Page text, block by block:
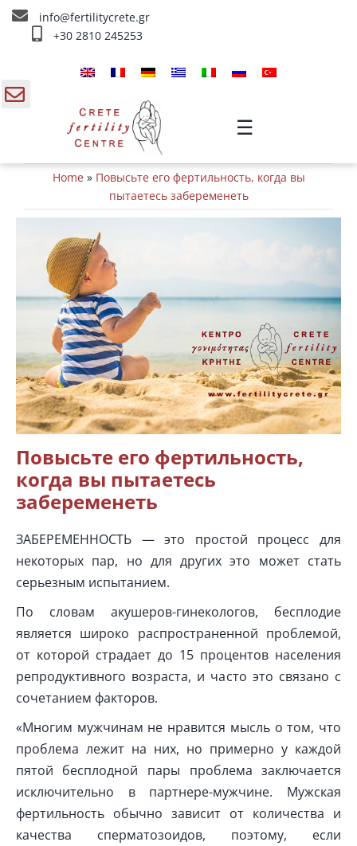
Skip
info@fertilitycrete.gr
+30 2810 245253
☰
Главная
Методы Лечения Бесплодия
Омоложение и плодородие
Внутривенное лечение
Инфо
Контакты
Home» Повысьте его фертильность, когда вы
пытаетесь забеременеть
Повысьте его фертильность,
когда вы пытаетесь
забеременеть
ЗАБЕРЕМЕННОСТЬ — это простой процесс для
некоторых пар, но для других это может стать
серьезным испытанием.
По словам акушеров-гинекологов, бесплодие
является широко распространенной проблемой,
от которой страдает до 15 процентов населения
репродуктивного возраста, и часто это связано с
сочетанием факторов.
«Многим мужчинам не нравится мысль о том, что
проблема лежит на них, но примерно у каждой
пятой бесплодной пары проблема заключается
исключительно в партнере-мужчине. Мужская
фертильность обычно зависит от количества и
качества сперматозоидов, поэтому, если